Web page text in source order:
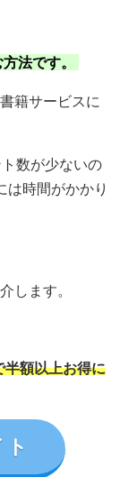
法です。
籍サービスに
数が少ないの
は時間がかかり
します。
半額以上お得に